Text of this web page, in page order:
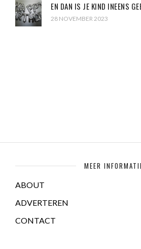
EN DAN IS JE KIND INEENS
28 NOVEMBER 2023
MEER
ABOUT
ADVERTEREN
CONTACT